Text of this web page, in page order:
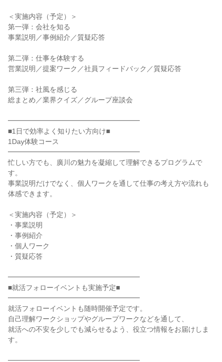
＜実施内容（予定）＞
第一弾：会社を知る
事業説明／事例紹介／質疑応答
第二弾：仕事を体験する
営業説明／提案ワーク／社員フィードバック／質疑応答
第三弾：社風を感じる
総まとめ／業界クイズ／グループ座談会
━━━━━━━━━━━━━━━━━━━
■1日で効率よく知りたい方向け■
1Day体験コース
━━━━━━━━━━━━━━━━━━━
忙しい方でも、廣川の魅力を凝縮して理解できるプログラムで
す。
事業説明だけでなく、個人ワークを通して仕事の考え方や流れも
体感できます。
＜実施内容（予定）＞
・事業説明
・事例紹介
・個人ワーク
・質疑応答
━━━━━━━━━━━━━━━━━━━
■就活フォローイベントも実施予定■
━━━━━━━━━━━━━━━━━━━
就活フォローイベントも随時開催予定です。
自己理解ワークショップやグループワークなどを通して、
就活への不安を少しでも減らせるよう、役立つ情報をお届けしま
す。